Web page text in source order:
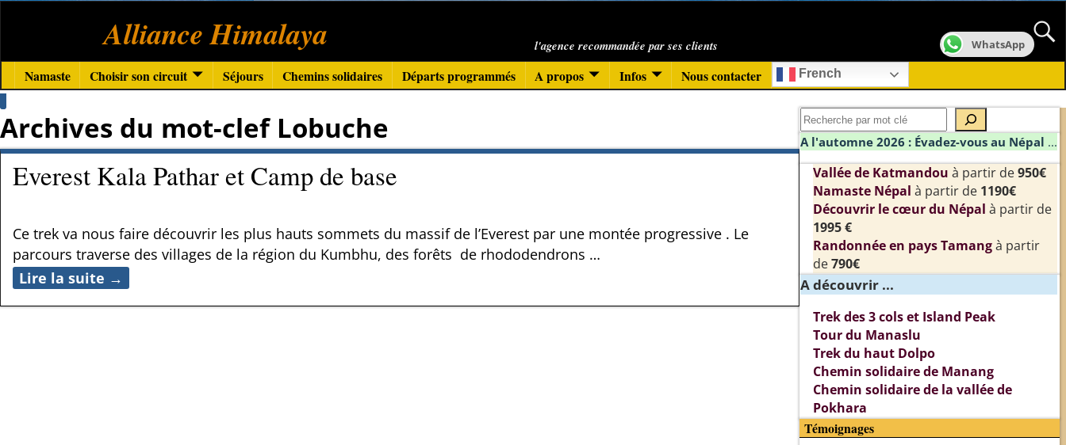
Alliance Himalaya l'agence recommandée par ses clients
Namaste Choisir son circuit Séjours Chemins solidaires Départs programmés A propos Infos Nous contacter French
Archives du mot-clef Lobuche
Everest Kala Pathar et Camp de base
Ce trek va nous faire découvrir les plus hauts sommets du massif de l’Everest par une montée progressive . Le
parcours traverse des villages de la région du Kumbhu, des forêts de rhododendrons …
Lire la suite →
A l'automne 2026 : Évadez-vous au Népal ...
Vallée de Katmandou à partir de950€
Namaste Népal à partir de 1190€
Découvrir le cœur du Népal à partir de
1995 €
Randonnée en pays Tamangà partir
de790€
A découvrir ...
Trek des 3 cols et Island Peak
Tour du Manaslu
Trek du haut Dolpo
Chemin solidaire de Manang
Chemin solidaire de la vallée de
Pokhara
Témoignages
WhatsApp